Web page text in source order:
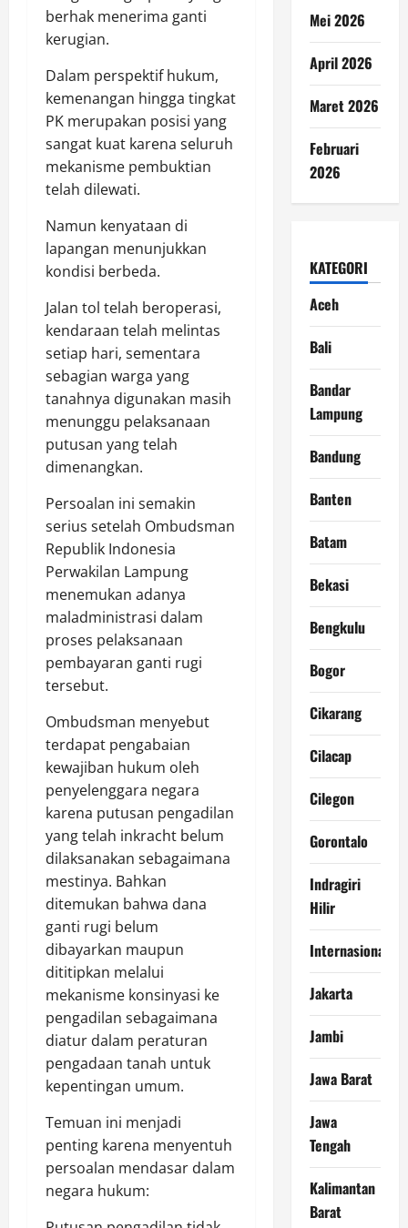
berhak menerima ganti
kerugian.
Dalam perspektif hukum,
kemenangan hingga tingkat
PK merupakan posisi yang
sangat kuat karena seluruh
mekanisme pembuktian
telah dilewati.
Namun kenyataan di
lapangan menunjukkan
kondisi berbeda.
Jalan tol telah beroperasi,
kendaraan telah melintas
setiap hari, sementara
sebagian warga yang
tanahnya digunakan masih
menunggu pelaksanaan
putusan yang telah
dimenangkan.
Persoalan ini semakin
serius setelah Ombudsman
Republik Indonesia
Perwakilan Lampung
menemukan adanya
maladministrasi dalam
proses pelaksanaan
pembayaran ganti rugi
tersebut.
Ombudsman menyebut
terdapat pengabaian
kewajiban hukum oleh
penyelenggara negara
karena putusan pengadilan
yang telah inkracht belum
dilaksanakan sebagaimana
mestinya. Bahkan
ditemukan bahwa dana
ganti rugi belum
dibayarkan maupun
dititipkan melalui
mekanisme konsinyasi ke
pengadilan sebagaimana
diatur dalam peraturan
pengadaan tanah untuk
kepentingan umum.
Temuan ini menjadi
penting karena menyentuh
persoalan mendasar dalam
negara hukum:
Mei 2026
April 2026
Maret 2026
Februari
2026
KATEGORI
Aceh
Bali
Bandar
Lampung
Bandung
Banten
Batam
Bekasi
Bengkulu
Bogor
Cikarang
Cilacap
Cilegon
Gorontalo
Indragiri
Hilir
Internasional
Jakarta
Jambi
Jawa Barat
Jawa
Tengah
Kalimantan
Barat